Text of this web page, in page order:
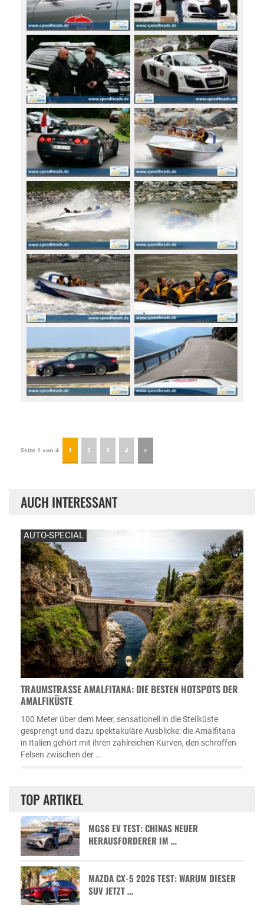
Seite 1 von 4 1 2 3 4
AUCH INTERESSANT
AUTO-SPECIAL
TRAUMSTRASSE AMALFITANA: DIE BESTEN HOTSPOTS DER A
MALFIKÜSTE
100 Meter über dem Meer, sensationell in die Steilküste
gesprengt und dazu spektakuläre Ausblicke: die Amalfitana
in Italien gehört mit ihren zahlreichen Kurven, den schroffen
Felsen zwischen der …
TOP ARTIKEL
MGS6 EV TEST: CHINAS NEUER
HERAUSFORDERER IM …
MAZDA CX-5 2026 TEST: WARUM DIESER
SUV JETZT …